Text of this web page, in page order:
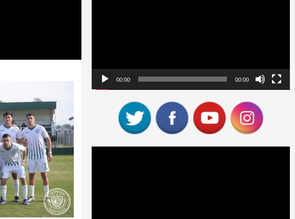
00:00 00:00